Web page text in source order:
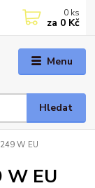
Menu
Hledat
0 ks
za 0 Kč
W EU
EU